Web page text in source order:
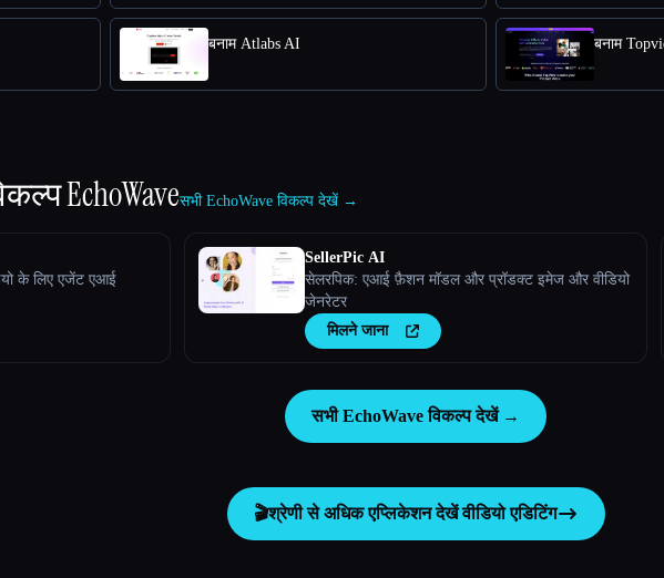
बनाम Atlabs AI बनाम
EchoWaveसभी EchoWave विकल्प देखें →
के लिए एजेंट एआई
SellerPic AI
सेलरपिक: एआई फ़ैशन मॉडल और प्रॉडक्ट इमेज और वीडियो
जेनरेटर
मिलने जाना
सभी EchoWave विकल्प देखें →
🎬श्रेणी से अधिक एप्लिकेशन देखेंवीडियो एडिटिंग